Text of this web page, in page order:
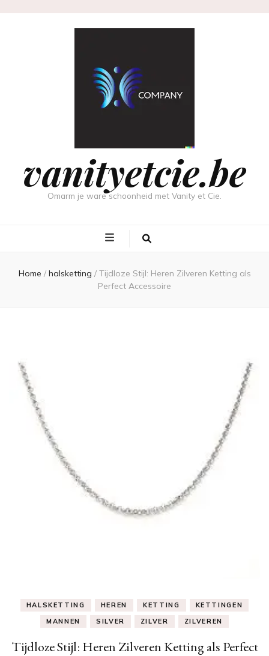
vanityetcie.be
Omarm je ware schoonheid met Vanity et Cie.
Home / halsketting / Tijdloze Stijl: Heren Zilveren Ketting als
Perfect Accessoire
HALSKETTING HEREN KETTING
KETTINGEN
MANNEN
SILVER ZILVER ZILVEREN
Tijdloze Stijl: Heren Zilveren Ketting als Perfect